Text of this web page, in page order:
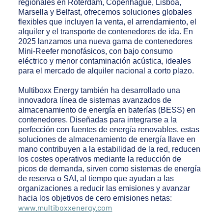
regionales en Róterdam, Copenhague, Lisboa,
Marsella y Belfast, ofrecemos soluciones globales
flexibles que incluyen la venta, el arrendamiento, el
alquiler y el transporte de contenedores de ida. En
2025 lanzamos una nueva gama de contenedores
Mini-Reefer monofásicos, con bajo consumo
eléctrico y menor contaminación acústica, ideales
para el mercado de alquiler nacional a corto plazo.
Multiboxx Energy también ha desarrollado una
innovadora línea de sistemas avanzados de
almacenamiento de energía en baterías (BESS) en
contenedores. Diseñadas para integrarse a la
perfección con fuentes de energía renovables, estas
soluciones de almacenamiento de energía llave en
mano contribuyen a la estabilidad de la red, reducen
los costes operativos mediante la reducción de
picos de demanda, sirven como sistemas de energía
de reserva o SAI, al tiempo que ayudan a las
organizaciones a reducir las emisiones y avanzar
hacia los objetivos de cero emisiones netas:
www.multiboxxenergy.com